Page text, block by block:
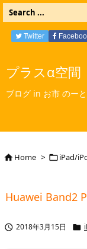
プラスα空間
ブログ in お市 のーと
Twitter
Home > iPad/
Huawei Band2
 2018年3月15日 